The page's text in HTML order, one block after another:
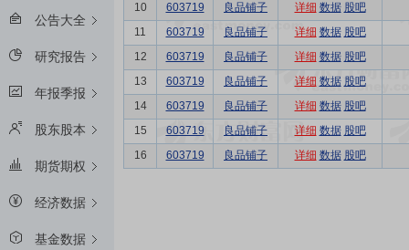
公告大全
研究报告
年报季报
股东股本
期货期权
经济数据
基金数据
10
603719 良品铺子 详细 数据 股吧
11
603719 良品铺子 详细 数据 股吧
12
603719 良品铺子 详细 数据 股吧
13
603719 良品铺子 详细 数据 股吧
14
603719 良品铺子 详细 数据 股吧
15
603719 良品铺子 详细 数据 股吧
16
603719 良品铺子 详细 数据 股吧